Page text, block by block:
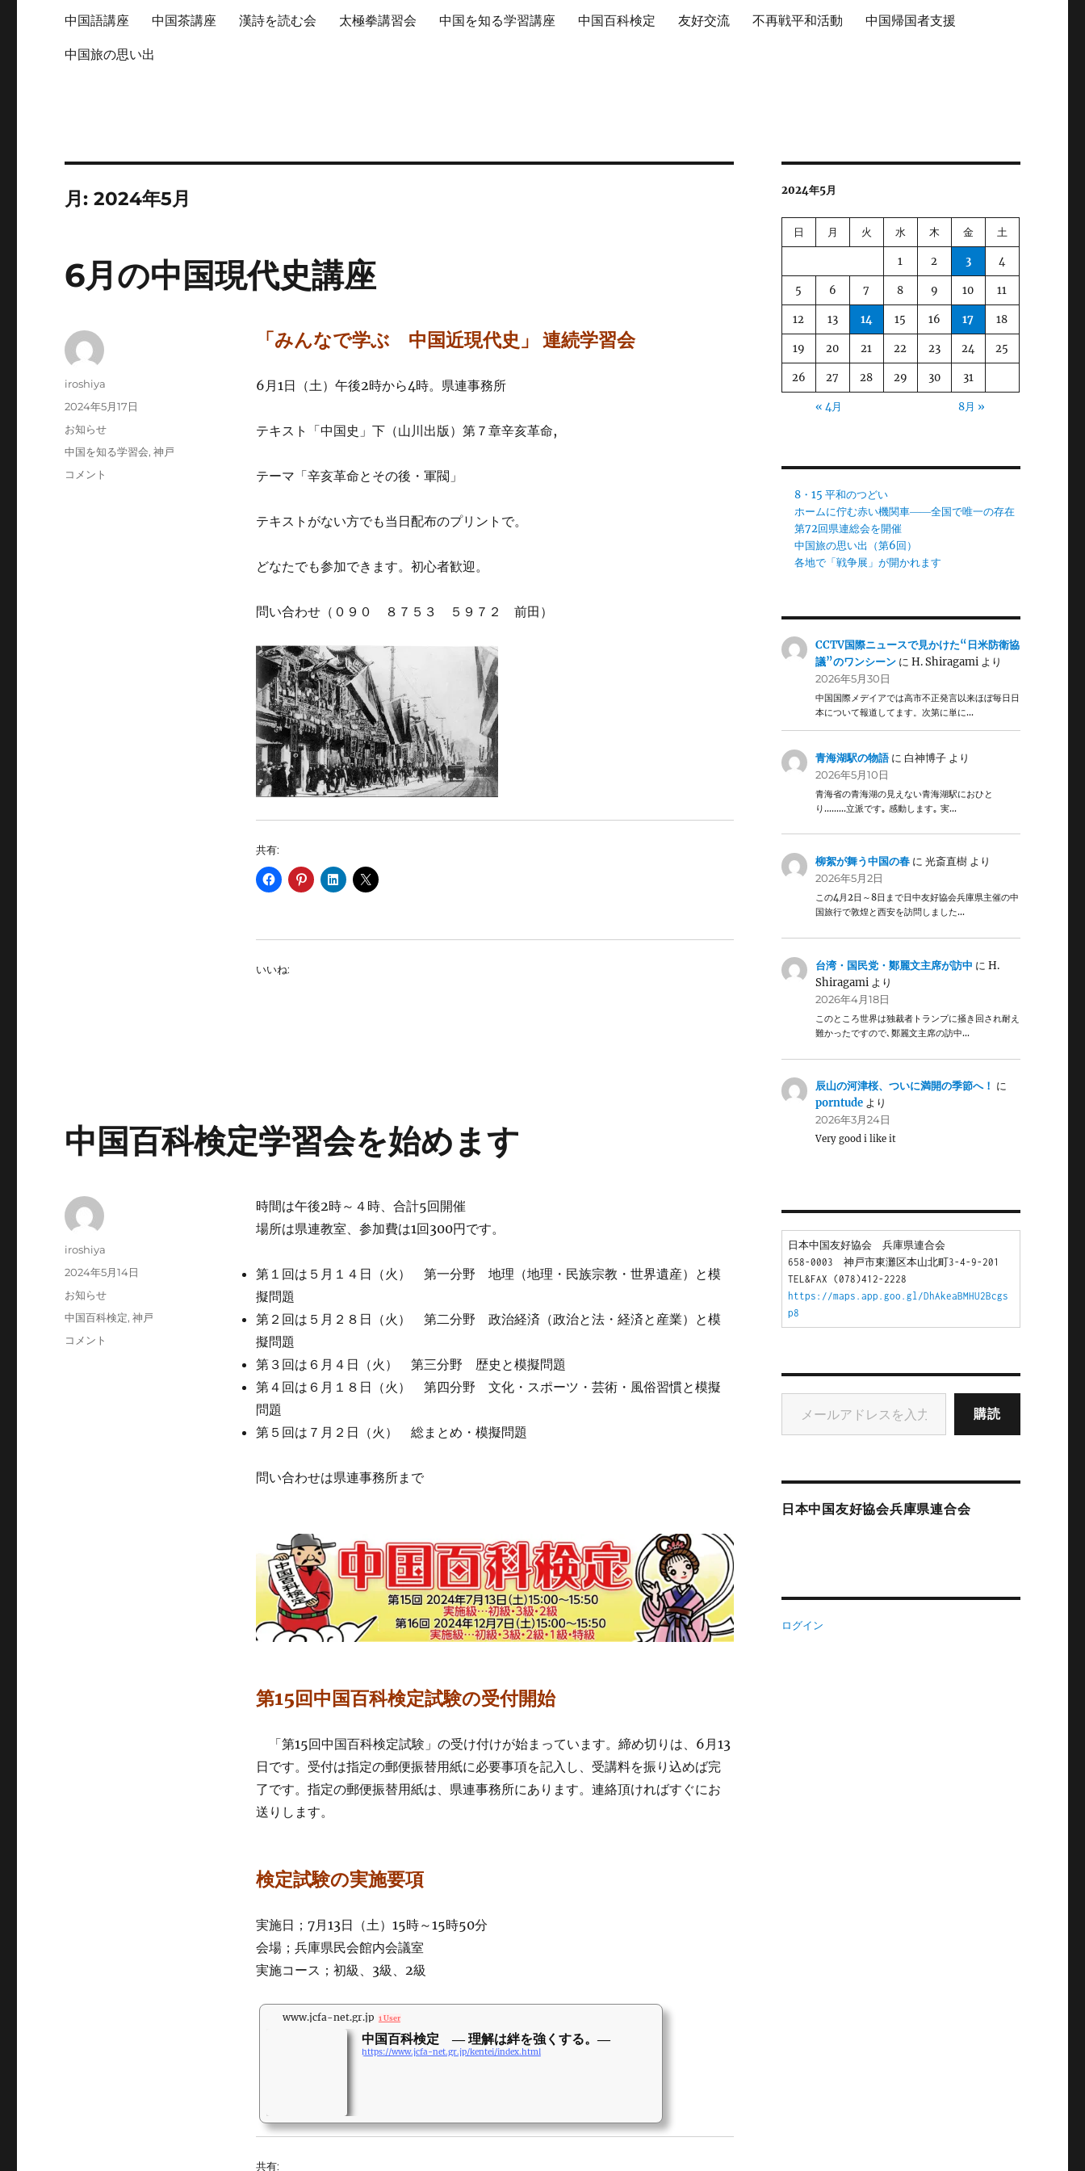
中国語講座 中国茶講座 漢詩を読む会 太極拳講習会 中国を知る学習講座 中国百科検定 友好交流 不再戦平和活動 中国帰国者支援
中国旅の思い出
月:2024年5月
6月の中国現代史講座
「みんなで学ぶ 中国近現代史」 連続学習会
6月1日（土）午後2時から4時。県連事務所
テキスト「中国史」下（山川出版）第７章辛亥革命,
テーマ「辛亥革命とその後・軍閥」
テキストがない方でも当日配布のプリントで。
どなたでも参加できます。初心者歓迎。
問い合わせ（０９０ ８７５３ ５９７２ 前田）
共有:
いいね:
投
iroshiya
投
稿
2024年5月17日
カ
テ
リ
お知らせ
タ
中国を知る学習会,神戸
6
コメント
中国百科検定学習会を始めます
時間は午後2時～４時、合計5回開催
場所は県連教室、参加費は1回300円です。
第１回は５月１４日（火） 第一分野 地理（地理・民族宗教・世界遺産）と模
擬問題
第２回は５月２８日（火） 第二分野 政治経済（政治と法・経済と産業）と模
擬問題
第３回は６月４日（火） 第三分野 歴史と模擬問題
第４回は６月１８日（火） 第四分野 文化・スポーツ・芸術・風俗習慣と模擬
問題
第５回は７月２日（火） 総まとめ・模擬問題
問い合わせは県連事務所まで
第15回中国百科検定試験の受付開始
「第15回中国百科検定試験」の受け付けが始まっています。締め切りは、6月13
日です。受付は指定の郵便振替用紙に必要事項を記入し、受講料を振り込めば完
了です。指定の郵便振替用紙は、県連事務所にあります。連絡頂ければすぐにお
送りします。
検定試験の実施要項
実施日；7月13日（土）15時～15時50分
会場；兵庫県民会館内会議室
実施コース；初級、3級、2級
www.jcfa-net.gr.jp 1 User
中国百科検定 ― 理解は絆を強くする。―
https://www.jcfa-net.gr.jp/kentei/index.html
共有:
投
iroshiya
投
稿
2024年5月14日
カ
テ
リ
お知らせ
タ
中国百科検定,神戸
中
コメント
2024年5月
日 月 火 水 木 金 土
1 2 3 4
5 6 7 8 9 10 11
12 13 14 15 16 17 18
19 20 21 22 23 24 25
26 27 28 29 30 31
« 4月 8月 »
8・15 平和のつどい
ホームに佇む赤い機関車――全国で唯一の存在
第72回県連総会を開催
中国旅の思い出（第6回）
各地で「戦争展」が開かれます
CCTV国際ニュースで見かけた“日米防衛協
議”のワンシーン にH. Shiragami より
2026年5月30日
中国国際メデイアでは高市不正発言以来ほぼ毎日日
本について報道してます。次第に単に…
青海湖駅の物語に 白神博子 より
2026年5月10日
青海省の青海湖の見えない青海湖駅におひと
り………立派です｡ 感動します｡ 実…
柳絮が舞う中国の春 に光斎直樹 より
2026年5月2日
この4月2日～8日まで日中友好協会兵庫県主催の中
国旅行で敦煌と西安を訪問しました…
台湾・国民党・鄭麗文主席が訪中 にH.
Shiragami より
2026年4月18日
このところ世界は独裁者トランプに掻き回され耐え
難かったですので､鄭麗文主席の訪中…
辰山の河津桜、ついに満開の季節へ！ に
porntude より
2026年3月24日
Very good i like it
日本中国友好協会　兵庫県連合会
658-0003　神戸市東灘区本山北町3-4-9-201
TEL&FAX (078)412-2228
https://maps.app.goo.gl/DhAkeaBMHU2Bcgs
p8
メールアドレスを入力...
購読
日本中国友好協会兵庫県連合会
ログイン